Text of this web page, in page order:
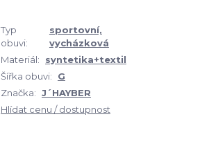
Typ
obuvi:
sportovní,
vycházková
Materiál:
syntetika+textil
Šířka obuvi:
G
Značka: J´HAYBER
Hlídat cenu / dostupnost